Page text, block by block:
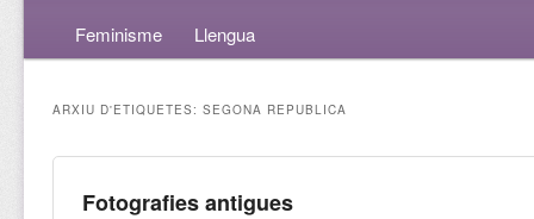
Feminisme
Llengua
ARXIU D'ETIQUETES:SEGONA REPUBLICA
Fotografies antigues